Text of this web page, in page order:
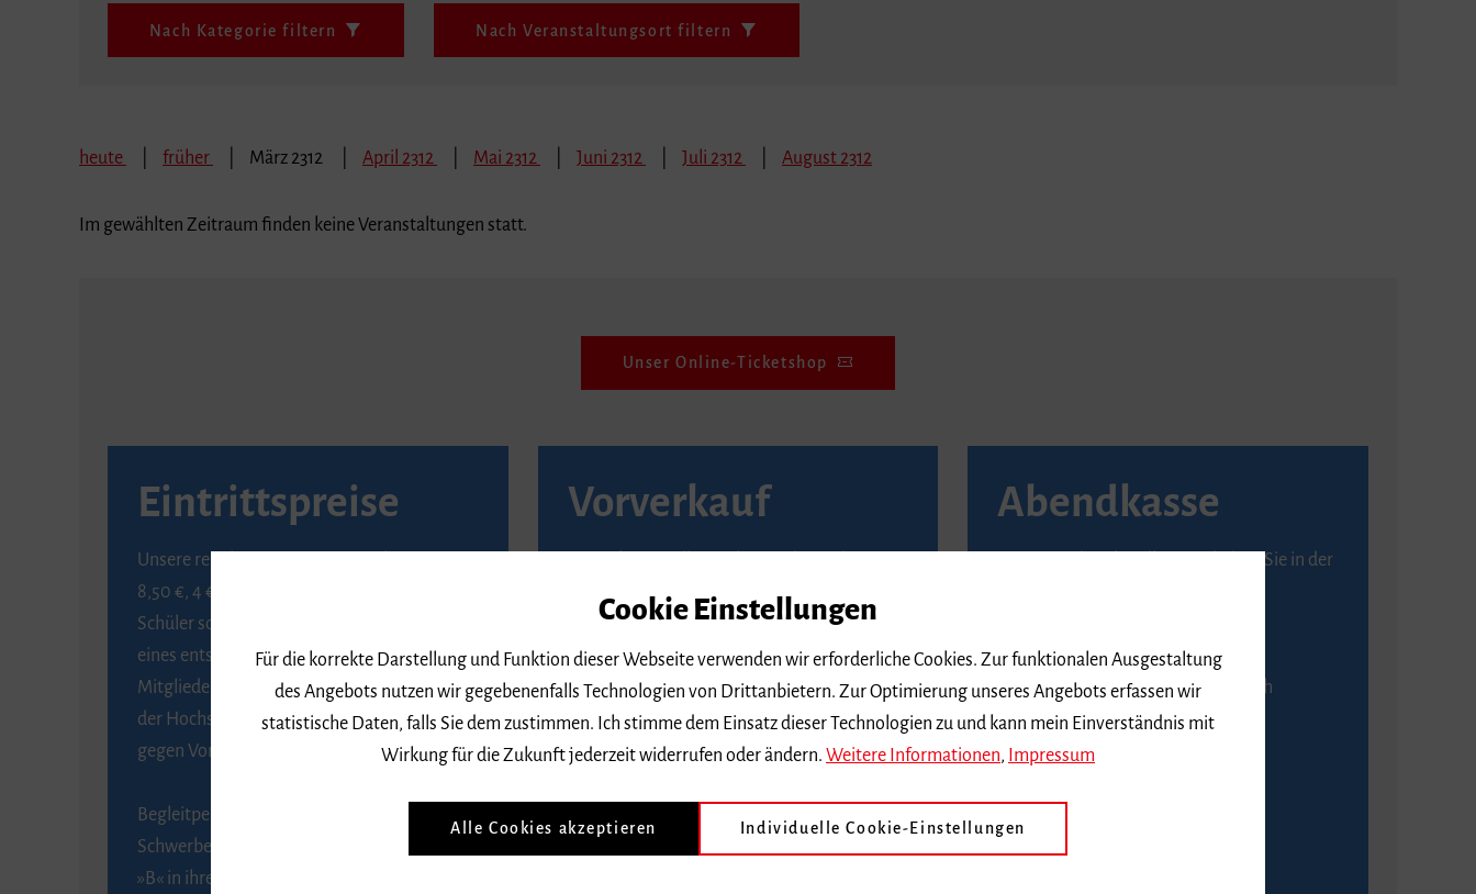
Nach Kategorie filtern Nach Veranstaltungsort filtern
heute früher März 2312 April 2312 Mai 2312 Juni 2312 Juli 2312 August 2312
Im gewählten Zeitraum finden keine Veranstaltungen statt.
Unser Online-Ticketshop
Eintrittspreise
Unsere regulären Eintrittspreise betragen
8,50 €, 4 € ermäßigt für Schülerinnen und
Schüler sowie Studierende gegen Vorlage
eines entsprechenden Nachweises, 6 € für
Mitglieder der Gesellschaft zur Förderung
der Hochschule für Musik Freiburg e. V.
gegen Vorlage des Mitgliedsausweises.
Begleitpersonen von Menschen mit
Schwerbehinderung, die das Merkzeichen
»B« in ihrem Schwerbehindertenausweis
Vorverkauf
Seite von Reservix.
BZ-Kartenservice Freiburg
Kaiser-Joseph-Straße 229
79098 Freiburg
Telefon 0761 4968888 (Reservierungen sind
Abendkasse
Karten an der Abendkasse erhalten Sie in der
An der Abendkasse ist ausschließlich
Barzahlung möglich.
Anfahrt
Cookie Einstellungen
Für die korrekte Darstellung und Funktion dieser Webseite verwenden wir erforderliche Cookies. Zur funktionalen Ausgestaltung
des Angebots nutzen wir gegebenenfalls Technologien von Drittanbietern. Zur Optimierung unseres Angebots erfassen wir
statistische Daten, falls Sie dem zustimmen. Ich stimme dem Einsatz dieser Technologien zu und kann mein Einverständnis mit
Wirkung für die Zukunft jederzeit widerrufen oder ändern. Weitere Informationen, Impressum
Alle Cookies akzeptieren Individuelle Cookie-Einstellungen